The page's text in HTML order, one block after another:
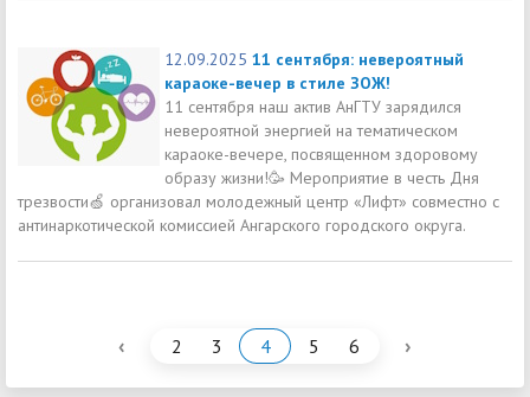
12.09.2025 11 сентября: невероятный
караоке-вечер в стиле ЗОЖ!
11 сентября наш актив АнГТУ зарядился
невероятной энергией на тематическом
караоке-вечере, посвященном здоровому
образу жизни!🥳 Мероприятие в честь Дня
трезвости🍏 организовал молодежный центр «Лифт» совместно с
антинаркотической комиссией Ангарского городского округа.
‹ 2 3 4 5 6 ›